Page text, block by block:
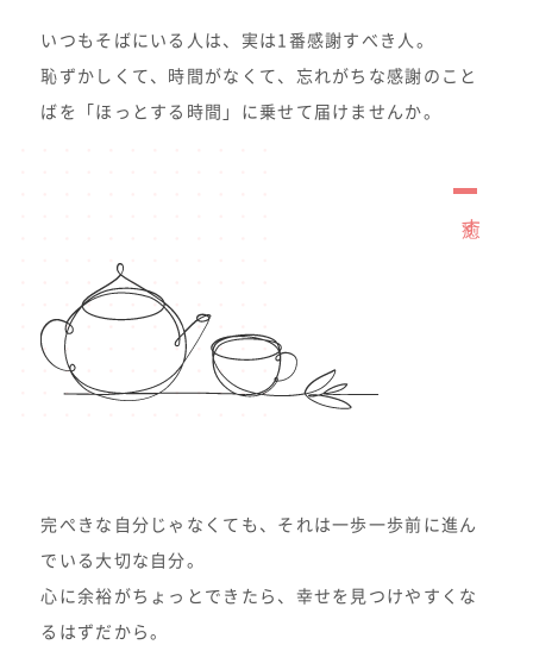
いつもそばにいる人は、実は1番感謝すべき人。
恥ずかしくて、時間がなくて、忘れがちな感謝のこと
ばを「ほっとする時間」に乗せて届けませんか。
癒す
完ぺきな自分じゃなくても、それは一歩一歩前に進ん
でいる大切な自分。
心に余裕がちょっとできたら、幸せを見つけやすくな
るはずだから。